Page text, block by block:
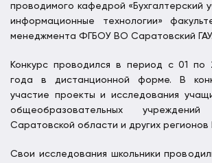
проводимого кафедрой «Бухгалтерский
информационные технологии»
менеджмента ФГБОУ ВО Саратовский ГАУ.
Конкурс проводился в период с 01 по
года в дистанционной форме. В
участие проекты и исследования
общеобразовательных
Саратовской области и других регионов
Свои исследования школьники